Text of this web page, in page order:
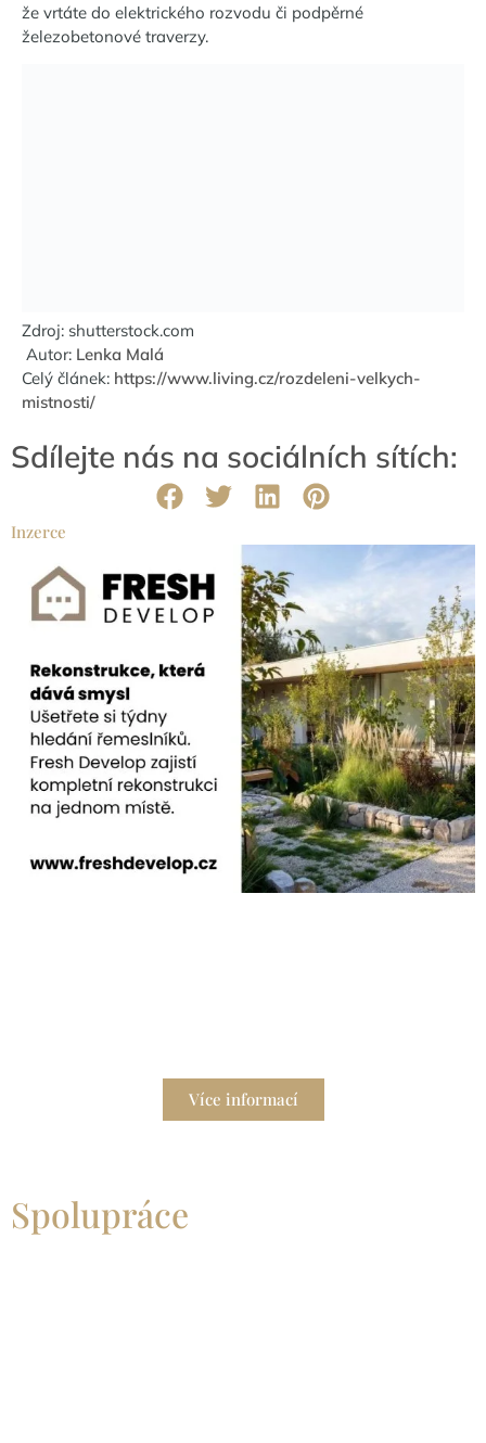
že vrtáte do elektrického rozvodu či podpěrné
železobetonové traverzy.
Zdroj: shutterstock.com
Autor: Lenka Malá
Celý článek: https://www.living.cz/rozdeleni-velkych-
mistnosti/
Sdílejte nás na sociálních sítích:
Inzerce
Více informací
Spolupráce